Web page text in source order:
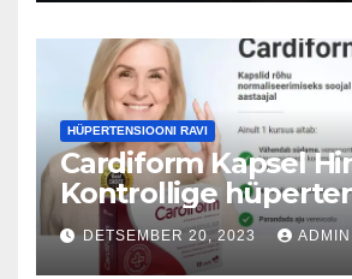
HÜPERTENSIOONI RAVI
Cardiform Kapsel
Kontrollige
taset (Estonia)
DETSEMBER 20, 2023 ADMIN